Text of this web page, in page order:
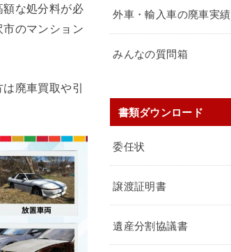
な処分料が必
のマンション
廃車買取や引
外車・輸入車の廃車実績
みんなの質問箱
書類ダウンロード
委任状
譲渡証明書
遺産分割協議書